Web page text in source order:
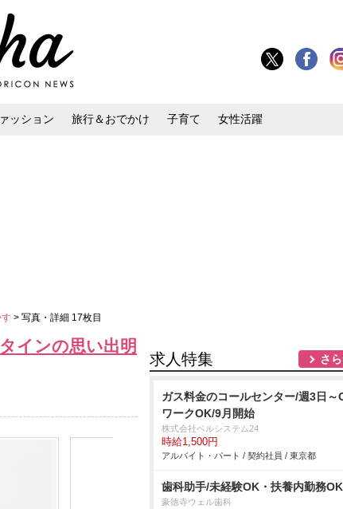
ッション 旅行＆おでかけ 子育て 女性活躍
> 写真・詳細 17枚目
インの思い出明
求人特集 さ
ガス料金のコールセンター/週3日～
ワークOK/9月開始
株式会社ベルシステム24
時給1,500円
アルバイト・パート / 契約社員 / 東京都
歯科助手/未経験OK・扶養内勤務OK
豪徳寺ウェル歯科